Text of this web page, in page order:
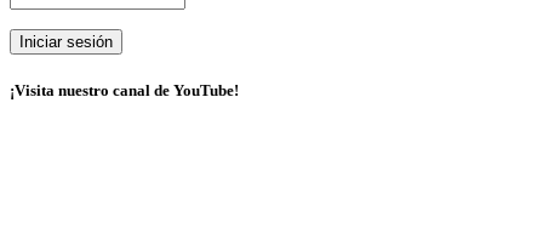
¡Visita nuestro canal de YouTube!